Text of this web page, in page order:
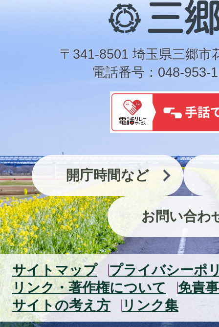
三
郷
市
〒341-8501 埼玉県三郷市
電話番号：048-953-
開庁時間など
お問い合わ
サイトマップ
プライバシーポ
リンク・著作権について
免責
サイトの考え方
リンク集